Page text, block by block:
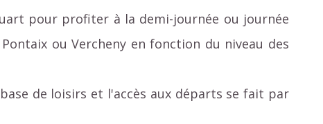
pour profiter à la demi-journée ou journée
ou Vercheny en fonction du niveau des
de loisirs et l'accès aux départs se fait par